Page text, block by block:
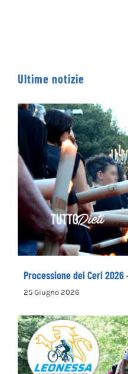
Ultime notizie
Processione dei
25 Giugno 2026